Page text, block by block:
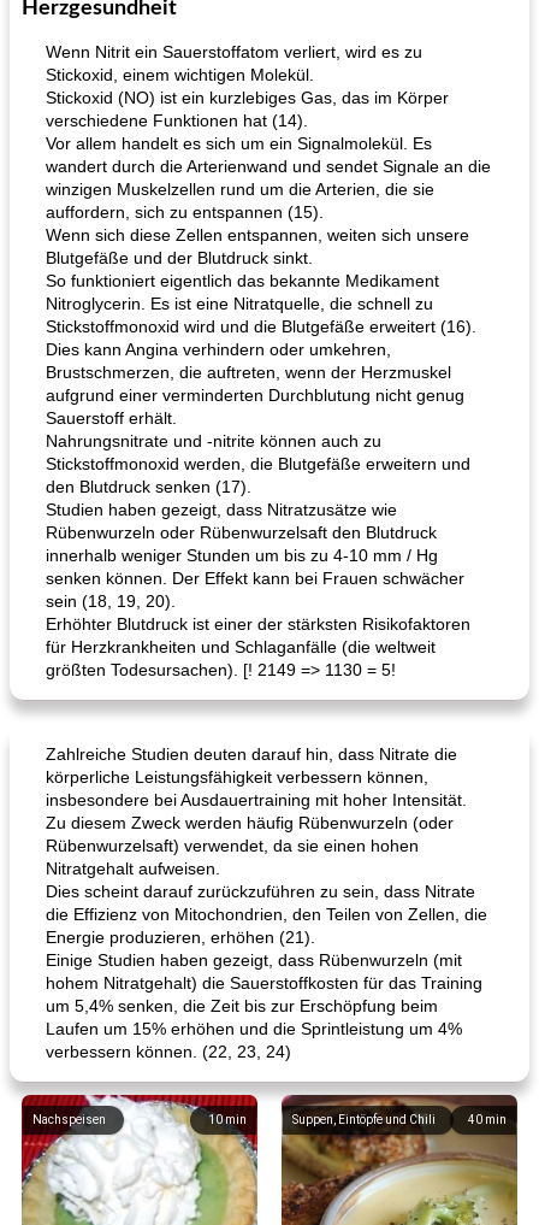
Herzgesundheit
Wenn Nitrit ein Sauerstoffatom verliert, wird es zu
Stickoxid, einem wichtigen Molekül.
Stickoxid (NO) ist ein kurzlebiges Gas, das im Körper
verschiedene Funktionen hat (14).
Vor allem handelt es sich um ein Signalmolekül. Es
wandert durch die Arterienwand und sendet Signale an die
winzigen Muskelzellen rund um die Arterien, die sie
auffordern, sich zu entspannen (15).
Wenn sich diese Zellen entspannen, weiten sich unsere
Blutgefäße und der Blutdruck sinkt.
So funktioniert eigentlich das bekannte Medikament
Nitroglycerin. Es ist eine Nitratquelle, die schnell zu
Stickstoffmonoxid wird und die Blutgefäße erweitert (16).
Dies kann Angina verhindern oder umkehren,
Brustschmerzen, die auftreten, wenn der Herzmuskel
aufgrund einer verminderten Durchblutung nicht genug
Sauerstoff erhält.
Nahrungsnitrate und -nitrite können auch zu
Stickstoffmonoxid werden, die Blutgefäße erweitern und
den Blutdruck senken (17).
Studien haben gezeigt, dass Nitratzusätze wie
Rübenwurzeln oder Rübenwurzelsaft den Blutdruck
innerhalb weniger Stunden um bis zu 4-10 mm / Hg
senken können. Der Effekt kann bei Frauen schwächer
sein (18, 19, 20).
Erhöhter Blutdruck ist einer der stärksten Risikofaktoren
für Herzkrankheiten und Schlaganfälle (die weltweit
größten Todesursachen). [! 2149 => 1130 = 5!
Zahlreiche Studien deuten darauf hin, dass Nitrate die
körperliche Leistungsfähigkeit verbessern können,
insbesondere bei Ausdauertraining mit hoher Intensität.
Zu diesem Zweck werden häufig Rübenwurzeln (oder
Rübenwurzelsaft) verwendet, da sie einen hohen
Nitratgehalt aufweisen.
Dies scheint darauf zurückzuführen zu sein, dass Nitrate
die Effizienz von Mitochondrien, den Teilen von Zellen, die
Energie produzieren, erhöhen (21).
Einige Studien haben gezeigt, dass Rübenwurzeln (mit
hohem Nitratgehalt) die Sauerstoffkosten für das Training
um 5,4% senken, die Zeit bis zur Erschöpfung beim
Laufen um 15% erhöhen und die Sprintleistung um 4%
verbessern können. (22, 23, 24)
10min
Nachspeisen 40 min
Suppen, Eintöpfe und Chili